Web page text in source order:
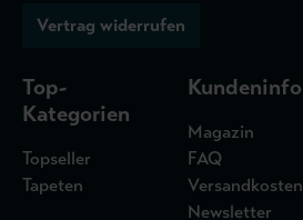
Vertrag widerrufen
Top-
Kategorien
Topseller
Tapeten
Kundeninfo
Magazin
FAQ
Versandkosten
Newsletter